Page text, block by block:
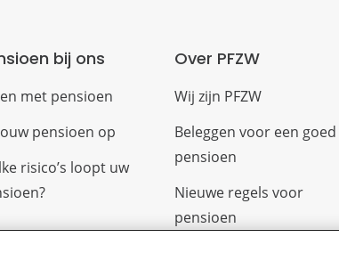
bij ons
met pensioen
pensioen op
risico’s loopt uw
Over PFZW
Wij zijn PFZW
Beleggen voor een goed
pensioen
Nieuwe regels voor
pensioen